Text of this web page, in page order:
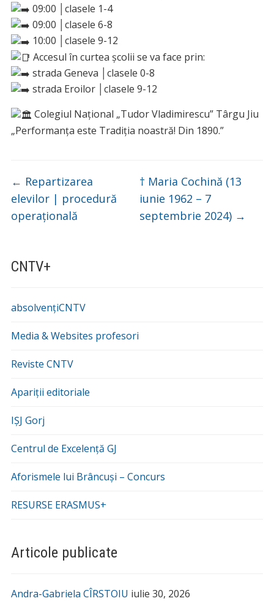
CNTV+
absolvențiCNTV
Media & Websites profesori
Reviste CNTV
Apariții editoriale
IȘJ Gorj
Centrul de Excelență GJ
Aforismele lui Brâncuși – Concurs
RESURSE ERASMUS+
Articole publicate
Andra-Gabriela CÎRSTOIU iulie 30, 2026
09:00 │clasele 1-4
09:00 │clasele 6-8
10:00 │clasele 9-12
Accesul în curtea școlii se va face prin:
strada Geneva │clasele 0-8
strada Eroilor │clasele 9-12
Colegiul Național „Tudor Vladimirescu” Târgu Jiu
„Performanța este Tradiția noastră! Din 1890.”
← Repartizarea
elevilor | procedură
operațională
† Maria Cochină (13
iunie 1962 – 7
septembrie 2024) →